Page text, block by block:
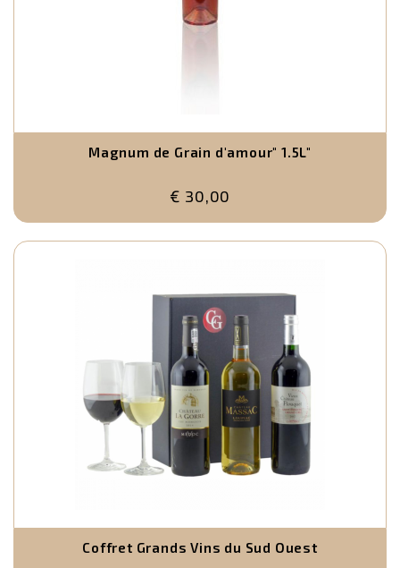
Magnum de Grain d'amour" 1.5L"
€ 30,00
Coffret Grands Vins du Sud Ouest